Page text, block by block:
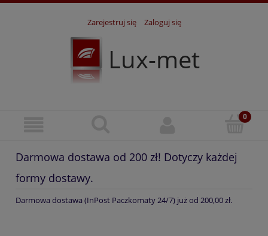
Zarejestruj się Zaloguj się
Lux-met
Darmowa dostawa od 200 zł! Dotyczy każdej
formy dostawy.
Darmowa dostawa (InPost Paczkomaty 24/7) już od 200,00 zł.